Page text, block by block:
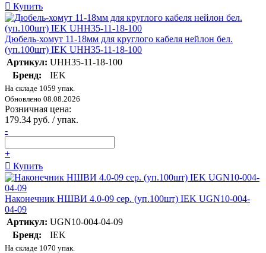
Купить
Дюбель-хомут 11-18мм для круглого кабеля нейлон бел.
(уп.100шт) IEK UHH35-11-18-100
Артикул: UHH35-11-18-100
Бренд:
IEK
На складе 1059 упак.
Обновлено 08.08.2026
Розничная цена:
179.34 руб. / упак.
-
+
Купить
Наконечник НШВИ 4.0-09 сер. (уп.100шт) IEK UGN10-004-
04-09
Артикул: UGN10-004-04-09
Бренд:
IEK
На складе 1070 упак.